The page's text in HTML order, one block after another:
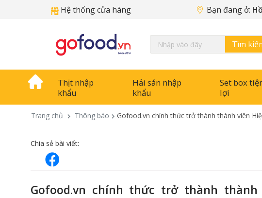
Hệ thống cửa hàng Bạn đang ở:
Tìm
Thịt nhập
khẩu
Hải sản nhập
khẩu
Set box
lợi
Trang chủ Thông báo Gofood.vn chính thức trở thành thành viên
Chia sẻ bài viết:
Gofood.vn chính thức trở thành thành